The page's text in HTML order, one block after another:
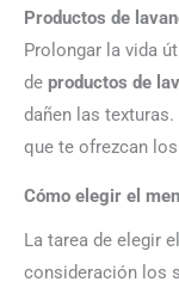
Productos de
Prolongar la vida
de productos de
dañen las
que te ofrezcan
Cómo elegir el
La tarea de elegir
consideración los